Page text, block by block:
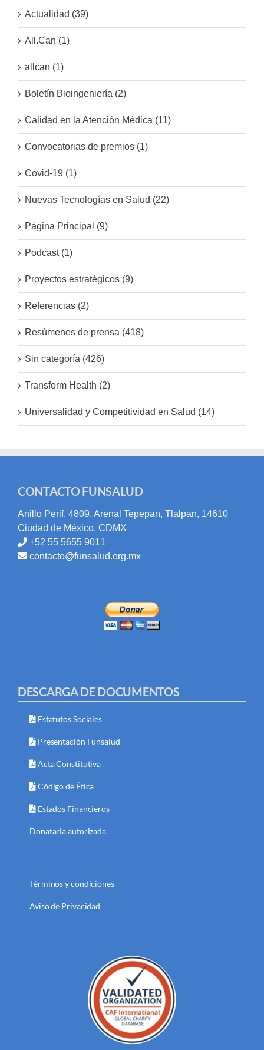
Actualidad (39)
All.Can (1)
allcan (1)
Boletín Bioingeniería (2)
Calidad en la Atención Médica (11)
Convocatorias de premios (1)
Covid-19 (1)
Nuevas Tecnologías en Salud (22)
Página Principal (9)
Podcast (1)
Proyectos estratégicos (9)
Referencias (2)
Resúmenes de prensa (418)
Sin categoría (426)
Transform Health (2)
Universalidad y Competitividad en Salud (14)
CONTACTO FUNSALUD
Anillo Perif. 4809, Arenal Tepepan, Tlalpan, 14610
Ciudad de México, CDMX
+52 55 5655 9011
contacto@funsalud.org.mx
DESCARGA DE DOCUMENTOS
Estatutos Sociales
Presentación Funsalud
Acta Constitutiva
Código de Ética
Estados Financieros
Donataria autorizada
Términos y condiciones
Aviso de Privacidad